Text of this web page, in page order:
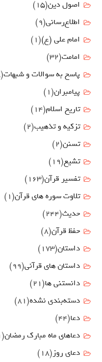
اصول دين(15)
اطلاع‌رسانی(9)
امام علي (ع)(1)
امامت(32)
پاسخ به سوالات و شبهات(138)
پیامبران(1)
تاریخ اسلام(14)
تزکیه و تذهیب(2)
تسنن(2)
تشیع(19)
تفسیر قرآن(163)
تلاوت سوره های قرآن(1)
حدیث(244)
حفظ قرآن(8)
داستان(173)
داستان های قرآنی(99)
دانستنی ها(21)
دسته‌بندی نشده(81)
دعا(44)
دعاهای ماه مبارک رمضان(31)
دعای روز (18)